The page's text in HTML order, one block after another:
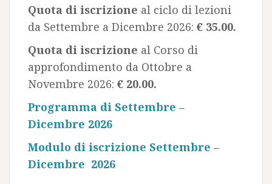
Quota di iscrizione al ciclo di lezioni
da Settembre a Dicembre 2026: € 35.00.
Quota di iscrizione al Corso di
approfondimento da Ottobre a
Novembre 2026: € 20.00.
Programma di Settembre –
Dicembre 2026
Modulo di iscrizione Settembre –
Dicembre 2026